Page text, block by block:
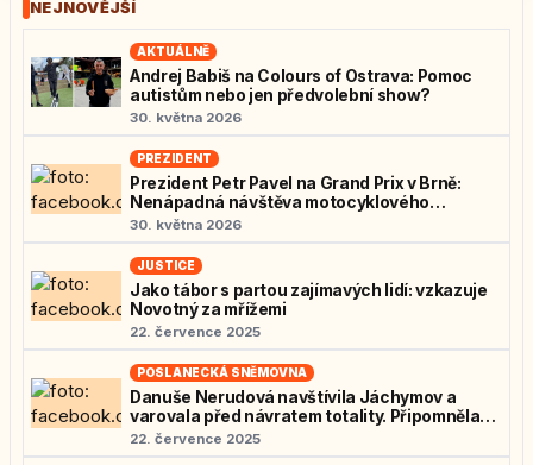
NEJNOVĚJŠÍ
AKTUÁLNĚ
Andrej Babiš na Colours of Ostrava: Pomoc
autistům nebo jen předvolební show?
30. května 2026
PREZIDENT
Prezident Petr Pavel na Grand Prix v Brně:
Nenápadná návštěva motocyklového
nadšence
30. května 2026
JUSTICE
Jako tábor s partou zajímavých lidí: vzkazuje
Novotný za mřížemi
22. července 2025
POSLANECKÁ SNĚMOVNA
Danuše Nerudová navštívila Jáchymov a
varovala před návratem totality. Připomněla
osudy politických vězňů: „Nedovolme návrat
zrůd“
22. července 2025